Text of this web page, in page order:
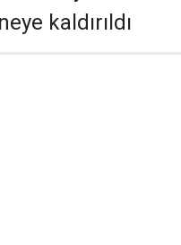
kaldırıldı